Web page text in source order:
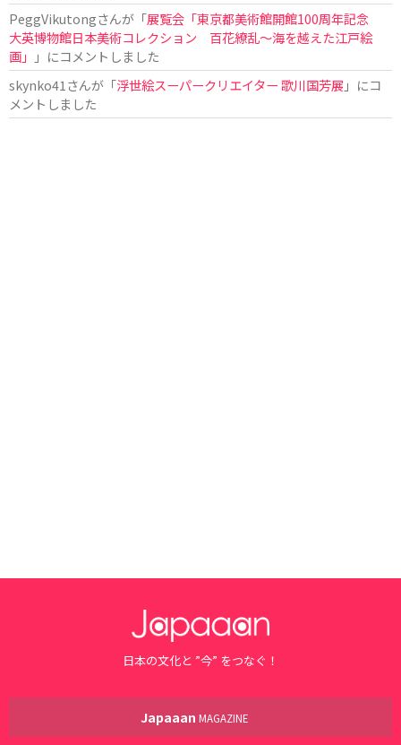
PeggVikutongさんが「展覧会「東京都美術館開館100周年記念
大英博物館日本美術コレクション 百花繚乱〜海を越えた江戸絵
画」
」にコメントしました
skynko41 さんが「浮世絵スーパークリエイター 歌川国芳展 」にコ
メントしました
日本の文化と ”今” をつなぐ！
Japaaan MAGAZINE